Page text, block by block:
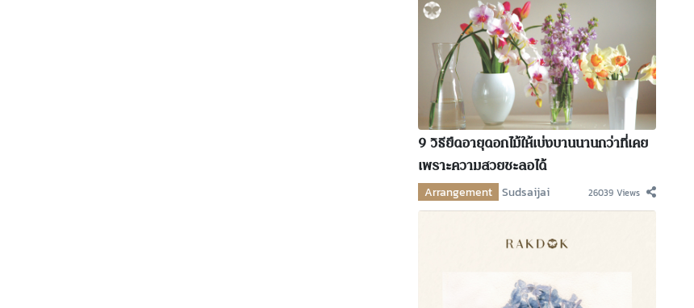
9 วิธียืดอายุดอกไม้ให้เบ่งบานนานกว่าที่เคย
เพราะความสวยชะลอได้
Arrangement Sudsaijai 26039 Views